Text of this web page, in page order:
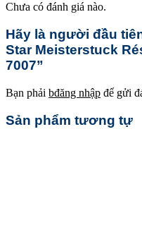
Chưa có đánh giá nào.
Hãy là người đầu
Star Meisterstuck
7007”
Bạn phải bđăng nhập để gửi
Sản phẩm tương tự